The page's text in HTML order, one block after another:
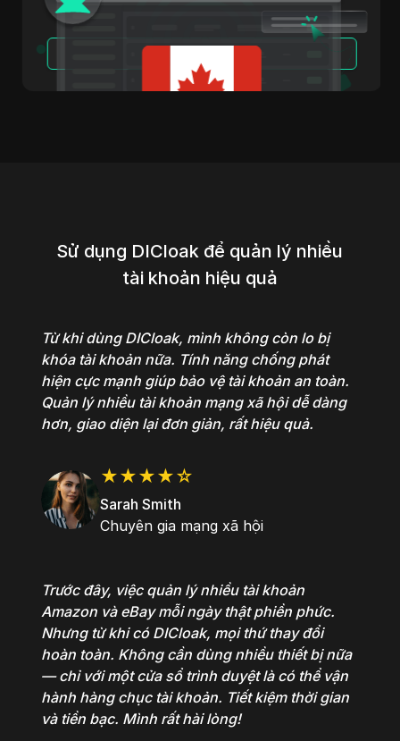
Sử dụng DICloak để quản lý nhiều
tài khoản hiệu quả
Từ khi dùng DICloak, mình không còn lo bị
khóa tài khoản nữa. Tính năng chống phát
hiện cực mạnh giúp bảo vệ tài khoản an toàn.
Quản lý nhiều tài khoản mạng xã hội dễ dàng
hơn, giao diện lại đơn giản, rất hiệu quả.
★★★★☆
Sarah Smith
Chuyên gia mạng xã hội
Trước đây, việc quản lý nhiều tài khoản
Amazon và eBay mỗi ngày thật phiền phức.
Nhưng từ khi có DICloak, mọi thứ thay đổi
hoàn toàn. Không cần dùng nhiều thiết bị nữa
— chỉ với một cửa sổ trình duyệt là có thể vận
hành hàng chục tài khoản. Tiết kiệm thời gian
và tiền bạc. Mình rất hài lòng!